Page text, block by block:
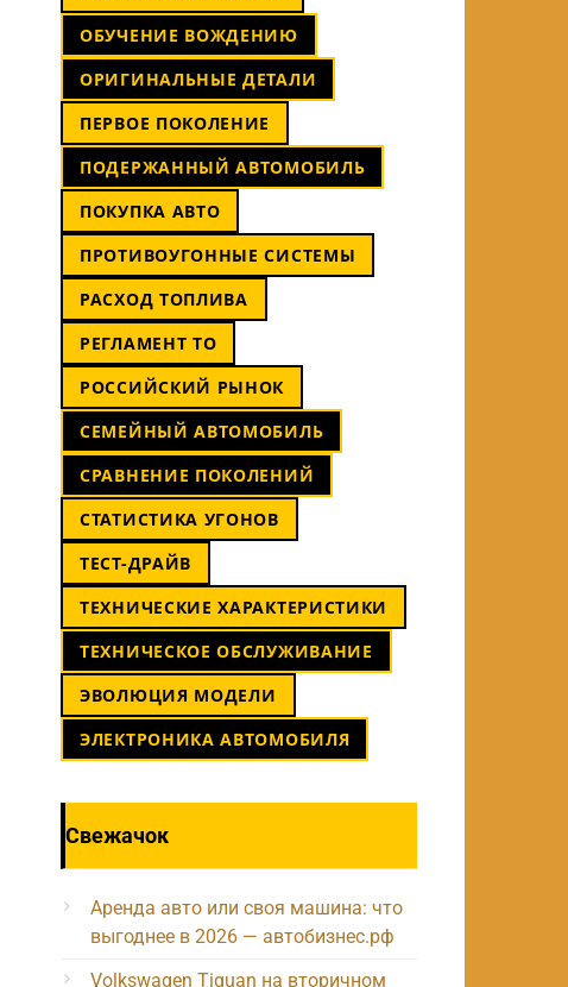
ОБУЧЕНИЕ ВОЖДЕНИЮ
ОРИГИНАЛЬНЫЕ ДЕТАЛИ
ПЕРВОЕ ПОКОЛЕНИЕ
ПОДЕРЖАННЫЙ АВТОМОБИЛЬ
ПОКУПКА АВТО
ПРОТИВОУГОННЫЕ СИСТЕМЫ
РАСХОД ТОПЛИВА
РЕГЛАМЕНТ ТО
РОССИЙСКИЙ РЫНОК
СЕМЕЙНЫЙ АВТОМОБИЛЬ
СРАВНЕНИЕ ПОКОЛЕНИЙ
СТАТИСТИКА УГОНОВ
ТЕСТ-ДРАЙВ
ТЕХНИЧЕСКИЕ ХАРАКТЕРИСТИКИ
ТЕХНИЧЕСКОЕ ОБСЛУЖИВАНИЕ
ЭВОЛЮЦИЯ МОДЕЛИ
ЭЛЕКТРОНИКА АВТОМОБИЛЯ
Свежачок
Аренда авто или своя машина: что
выгоднее в 2026 — автобизнес.рф
Volkswagen Tiguan на вторичном